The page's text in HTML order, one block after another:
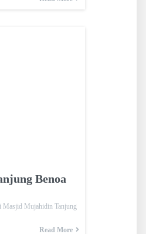
Benoa
Masjid Mujahidin Tanjung
Read More